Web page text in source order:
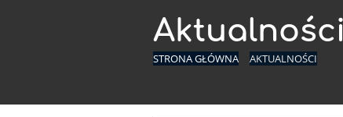
Aktualności
STRONA GŁÓWNA AKTUALNOŚCI